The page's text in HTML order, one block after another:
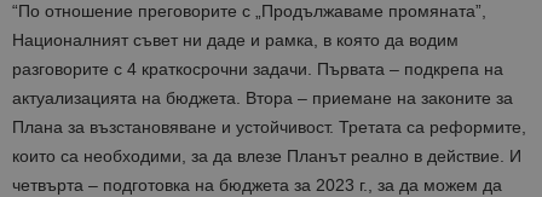
“По отношение преговорите с „Продължаваме промяната”,
Националният съвет ни даде и рамка, в която да водим
разговорите с 4 краткосрочни задачи. Първата – подкрепа на
актуализацията на бюджета. Втора – приемане на законите за
Плана за възстановяване и устойчивост. Третата са реформите,
които са необходими, за да влезе Планът реално в действие. И
четвърта – подготовка на бюджета за 2023 г., за да можем да